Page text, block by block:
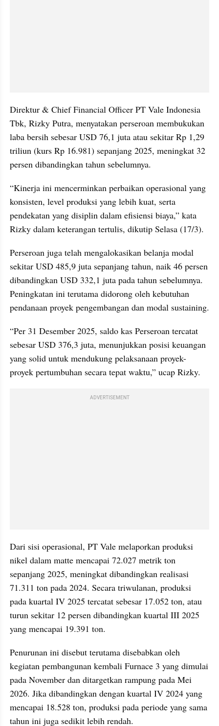
Direktur & Chief Financial Officer PT Vale Indonesia
Tbk, Rizky Putra, menyatakan perseroan membukukan
laba bersih sebesar USD 76,1 juta atau sekitar Rp 1,29
triliun (kurs Rp 16.981) sepanjang 2025, meningkat 32
persen dibandingkan tahun sebelumnya.
“Kinerja ini mencerminkan perbaikan operasional yang
konsisten, level produksi yang lebih kuat, serta
pendekatan yang disiplin dalam efisiensi biaya,” kata
Rizky dalam keterangan tertulis, dikutip Selasa (17/3).
Perseroan juga telah mengalokasikan belanja modal
sekitar USD 485,9 juta sepanjang tahun, naik 46 persen
dibandingkan USD 332,1 juta pada tahun sebelumnya.
Peningkatan ini terutama didorong oleh kebutuhan
pendanaan proyek pengembangan dan modal sustaining.
“Per 31 Desember 2025, saldo kas Perseroan tercatat
sebesar USD 376,3 juta, menunjukkan posisi keuangan
yang solid untuk mendukung pelaksanaan proyek-
proyek pertumbuhan secara tepat waktu,” ucap Rizky.
ADVERTISEMENT
Dari sisi operasional, PT Vale melaporkan produksi
nikel dalam matte mencapai 72.027 metrik ton
sepanjang 2025, meningkat dibandingkan realisasi
71.311 ton pada 2024. Secara triwulanan, produksi
pada kuartal IV 2025 tercatat sebesar 17.052 ton, atau
turun sekitar 12 persen dibandingkan kuartal III 2025
yang mencapai 19.391 ton.
Penurunan ini disebut terutama disebabkan oleh
kegiatan pembangunan kembali Furnace 3 yang dimulai
pada November dan ditargetkan rampung pada Mei
2026. Jika dibandingkan dengan kuartal IV 2024 yang
mencapai 18.528 ton, produksi pada periode yang sama
tahun ini juga sedikit lebih rendah.